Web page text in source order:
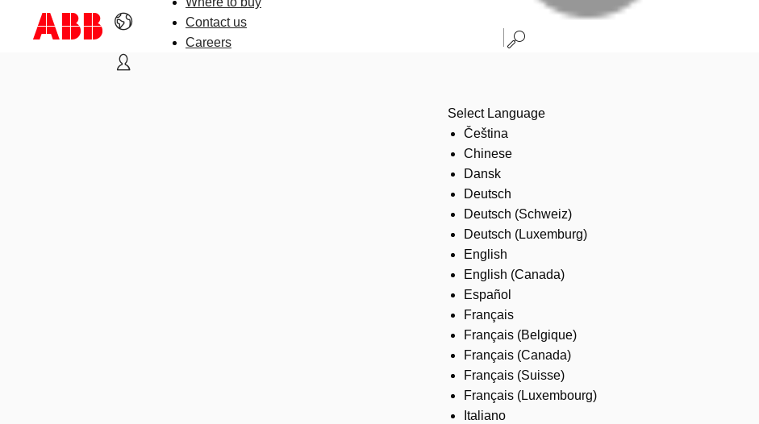
Contact us
Careers
Select Language
Čeština
Chinese
Dansk
Deutsch
Deutsch (Schweiz)
Deutsch (Luxemburg)
English
English (Canada)
Español
Français
Français (Belgique)
Français (Canada)
Français (Suisse)
Français (Luxembourg)
Italiano